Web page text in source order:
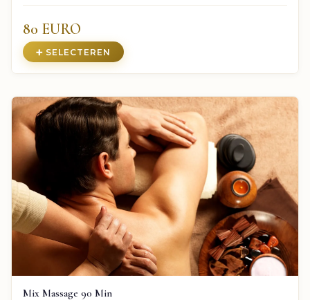
80 EURO
➕ SELECTEREN
Mix Massage 90 Min